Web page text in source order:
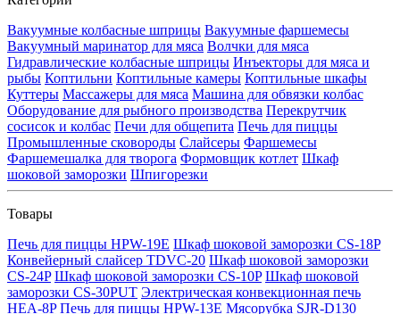
Вакуумные колбасные шприцы Вакуумные фаршемесы
Вакуумный маринатор для мяса Волчки для мяса
Гидравлические колбасные шприцы Инъекторы для мяса и
рыбы Коптильни Коптильные камеры Коптильные шкафы
Куттеры Массажеры для мяса Машина для обвязки колбас
Оборудование для рыбного производства Перекрутчик
сосисок и колбас Печи для общепита Печь для пиццы
Промышленные сковороды Слайсеры Фаршемесы
Фаршемешалка для творога Формовщик котлет Шкаф
шоковой заморозки Шпигорезки
Товары
Печь для пиццы HPW-19E Шкаф шоковой заморозки CS-18P
Конвейерный слайсер TDVC-20 Шкаф шоковой заморозки
CS-24P Шкаф шоковой заморозки CS-10P Шкаф шоковой
заморозки CS-30PUT Электрическая конвекционная печь
HEA-8P Печь для пиццы HPW-13E Мясорубка SJR-D130